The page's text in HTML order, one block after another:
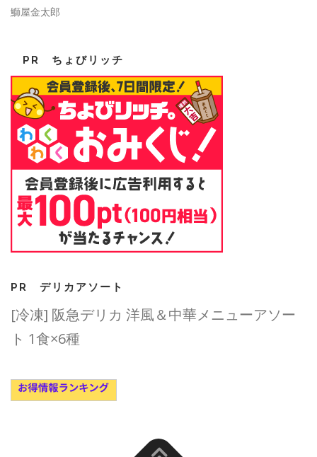
鰤屋金太郎
PR ちょびリッチ
PR デリカアソート
[冷凍] 阪急デリカ 洋風＆中華メニューアソー
ト 1食×6種